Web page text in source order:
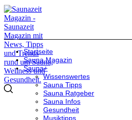
Startseite
Sauna Magazin
Sauna+
Wissenswertes
Sauna Tipps
Sauna Ratgeber
Sauna Infos
Gesundheit
Musiktipps